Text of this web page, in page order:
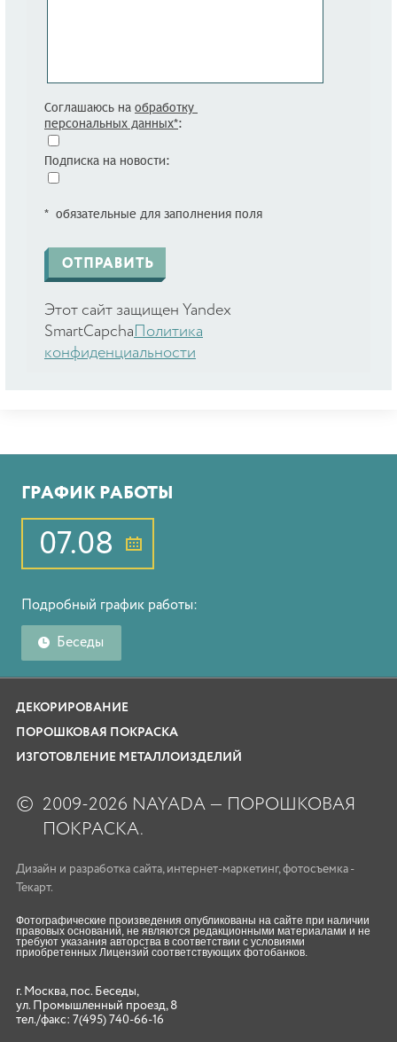
Соглашаюсь на обработку
персональных данных*:
Подписка на новости:
* обязательные для заполнения поля
Этот сайт защищен Yandex
SmartCapcha Политика
конфиденциальности
ГРАФИК РАБОТЫ
07.08
Подробный график работы:
Беседы
ДЕКОРИРОВАНИЕ
ПОРОШКОВАЯ ПОКРАСКА
ИЗГОТОВЛЕНИЕ МЕТАЛЛОИЗДЕЛИЙ
© 2009-2026 NAYADA — ПОРОШКОВАЯ
ПОКРАСКА.
Дизайн и разработка сайта, интернет-маркетинг,фотосъемка -
Текарт.
Фотографические произведения опубликованы на сайте при наличии
правовых оснований, не являются редакционными материалами и не
требуют указания авторства в соответствии с условиями
приобретенных Лицензий соответствующих фотобанков.
г. Москва, пос. Беседы,
ул. Промышленный проезд, 8
тел./факс: 7(495) 740-66-16